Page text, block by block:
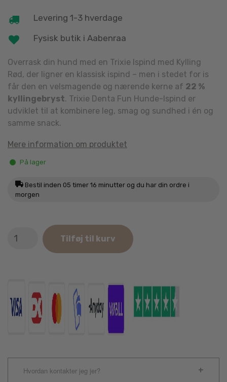
was:
19.95 kr..
15.95 kr..
Levering 1-3 hverdage
Fysisk butik i Aabenraa
Overrask din hund med en Trixie Ispind med Kylling
Rød, der ligner en klassisk ispind – men i stedet for is
får den en velsmagende og nærende kerne af 22 %
kyllingebryst. Trixie Denta Fun Hunde-Ispind er
udviklet til at kombinere leg, smag og sundhed i én og
samme snack.
Mere information om produktet
På lager
Bestil inden 05 timer 16 minutter og du har din ordre i
morgen
Ispind
Tilføj til kurv
Hvordan kontakter jeg jer?